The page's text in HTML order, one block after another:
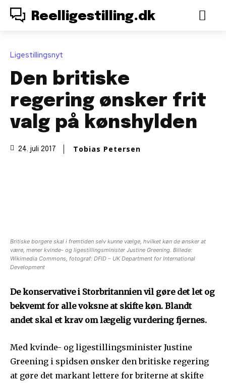
Reelligestilling.dk
Ligestillingsnyt
Den britiske
regering ønsker frit
valg på kønshylden
24. juli 2017 Tobias Petersen
Britiske borgere skal i fremtiden selv kunne vælge, hvilket køn de ønsker at
være, mener kvinde- og ligestillingsminister Justine Greening. Billede:
Wikimedia Commons, fotograf: DFID – UK Department for International
Development
De konservative i Storbritannien vil gøre det let og
bekvemt for alle voksne at skifte køn. Blandt
andet skal et krav om lægelig vurdering fjernes.
Med kvinde- og ligestillingsminister Justine
Greening i spidsen ønsker den britiske regering
at gøre det markant lettere for briterne at skifte